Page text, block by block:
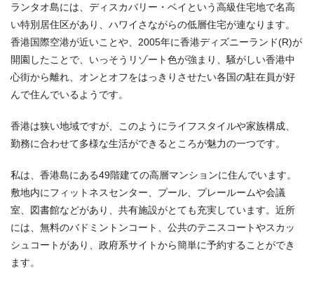
ランタオ島には、ディスカバリー・ベイという高級住宅地で名高
い特別居住区があり、ハワイさながらの低層住宅が連なります。
香港国際空港が近いことや、2005年に香港ディズニーランド(R)が
開園したことで、いっそうリゾート色が強まり、騒がしい香港中
心街から離れ、オンとオフをはっきりさせたい各国の駐在員が好
んで住んでいるようです。
香港は狭い地域ですが、このようにライフスタイルや家族構成、
勤務に合わせて多様な生活ができるところが魅力の一つです。
私は、香港島にある49階建ての高層マンションに住んでいます。
敷地内にフィットネスセンター、プール、プレールームや会議
室、図書館などがあり、共有施設がとても充実しています。近所
には、無料のバドミントンコート、公共のテニスコートやスカッ
シュコートがあり、政府系サイトから簡単に予約することができ
ます。